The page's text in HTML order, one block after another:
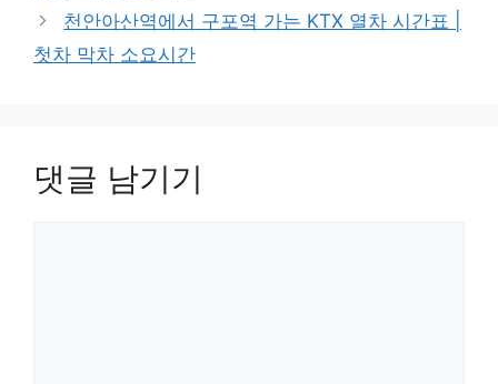
천안아산역에서 구포역 가는 KTX 열차 시간표 |
첫차 막차 소요시간
댓글 남기기